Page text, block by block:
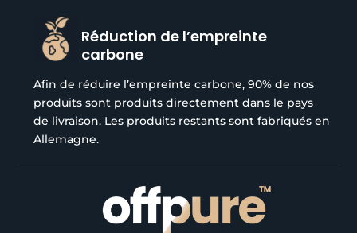
Réduction de l’empreinte
carbone
Afin de réduire l’empreinte carbone, 90% de nos
produits sont produits directement dans le pays
de livraison. Les produits restants sont fabriqués en
Allemagne.